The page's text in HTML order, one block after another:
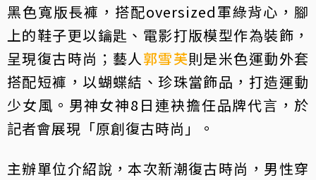
黑色寬版長褲，搭配oversized軍綠背心，腳
上的鞋子更以鑰匙、電影打版模型作為裝飾，
呈現復古時尚；藝人郭雪芙則是米色運動外套
搭配短褲，以蝴蝶結、珍珠當飾品，打造運動
少女風。男神女神8日連袂擔任品牌代言，於
記者會展現「原創復古時尚」。
主辦單位介紹說，本次新潮復古時尚，男性穿